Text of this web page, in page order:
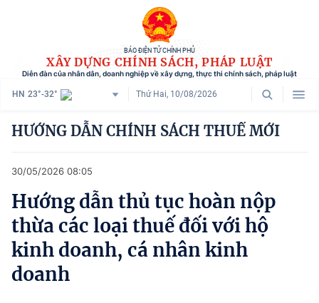
BÁO ĐIỆN TỬ CHÍNH PHỦ
XÂY DỰNG CHÍNH SÁCH, PHÁP LUẬT
Diễn đàn của nhân dân, doanh nghiệp về xây dựng, thực thi chính sách, pháp luật
HN 23°-32° Thứ Hai, 10/08/2026
Danh mục
Tham vấn chính sách
Người dân góp ý
Doanh nghiệp hiến kế
HƯỚNG DẪN CHÍNH SÁCH THUẾ MỚI
30/05/2026 08:05
Hướng dẫn thủ tục hoàn nộp
thừa các loại thuế đối với hộ
kinh doanh, cá nhân kinh
doanh